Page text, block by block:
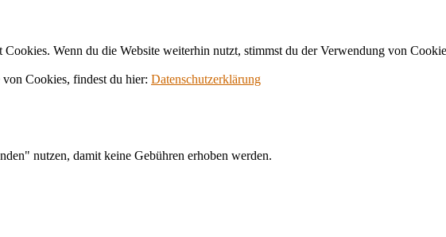
Wenn du die Website weiterhin nutzt, stimmst du der Verwendung von
Cookies, findest du hier: Datenschutzerklärung
nutzen, damit keine Gebühren erhoben werden.